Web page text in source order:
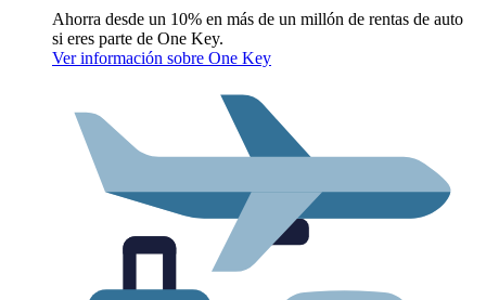
Ahorra desde un 10% en más de un millón de rentas de auto
si eres parte de One Key.
Ver información sobre One Key